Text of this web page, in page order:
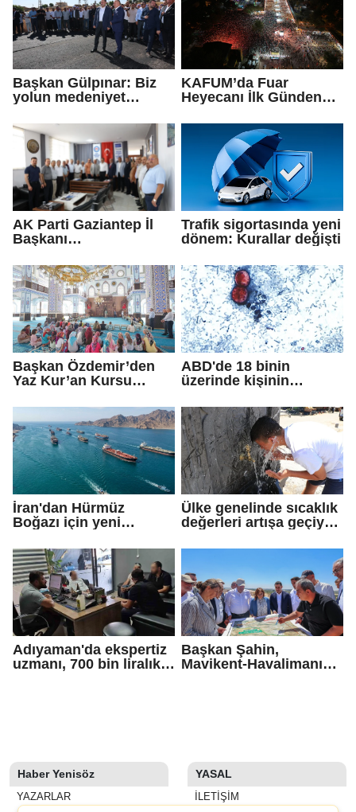
Başkan Gülpınar: Biz
yolun medeniyet
KAFUM’da Fuar
Heyecanı İlk Günden
AK Parti Gaziantep İl
Başkanı
toplum kuruluşlarına
ziyaret: Gönül
köprülerini
güçlendirmeye devam
edeceğiz
Trafik sigortasında yeni
dönem: Kurallar değişti
Başkan Özdemir’den
Yaz Kur’an Kursu
ABD'de 18 binin
üzerinde kişinin
'siklosporiyazis'
salgını: 2 kişi hayatını
kaybetti
İran'dan Hürmüz
Boğazı için yeni
Ülke genelinde sıcaklık
değerleri artışa geçiyor:
görülecek
Adıyaman'da ekspertiz
uzmanı, 700 bin liralık
Başkan Şahin,
Mavikent-Havalimanı
Haber Yenisöz
YAZARLAR
YASAL
İLETIŞIM